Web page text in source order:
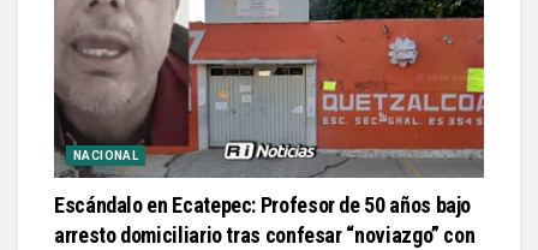
NACIONAL
Escándalo en Ecatepec: Profesor de 50 años bajo
arresto domiciliario tras confesar “noviazgo” con